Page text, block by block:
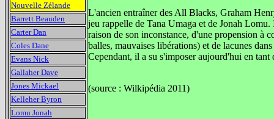
L'ancien entraîner des All Blacks, Graham
jeu rappelle de Tana Umaga et de Jonah
raison de son inconstance, d'une propension à
balles, mauvaises libérations) et de lacunes
Cependant, il a su s'imposer aujourd'hui en tant
(source : Wilkipédia 2011)
Nouvelle Zélande
Barrett Beauden
Carter Dan
Coles Dane
Evans Nick
Gallaher Dave
Jones Mickael
Kelleher Byron
Lomu Jonah